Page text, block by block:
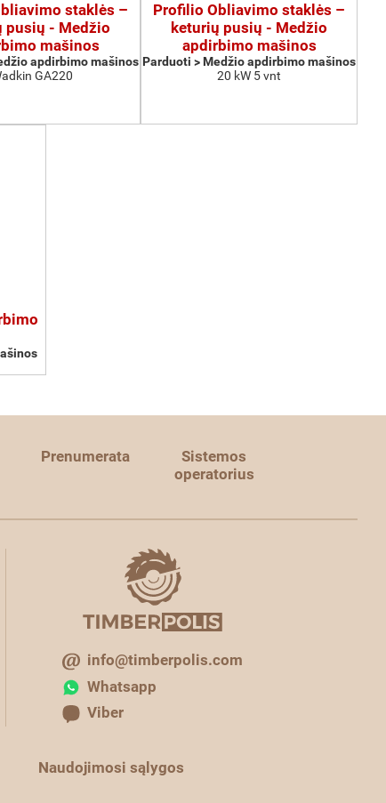
staklės –
pusių - Medžio
mašinos
apdirbimo mašinos
GA220
Profilio Obliavimo staklės –
keturių pusių - Medžio
apdirbimo mašinos
Parduoti > Medžio apdirbimo mašinos
20 kW 5 vnt
Prenumerata
Sistemos
operatorius
info@timberpolis.com
Whatsapp
Viber
Naudojimosi sąlygos